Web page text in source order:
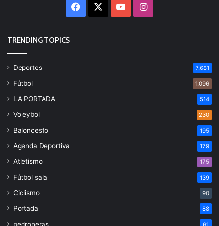
Facebook YouTubeInstagram
TRENDING TOPICS
Deportes 7.681
Fútbol 1.096
LA PORTADA 514
Voleybol 230
Baloncesto 195
Agenda Deportiva 179
Atletismo 175
Fútbol sala 139
Ciclismo 90
Portada 88
pedroneras 61